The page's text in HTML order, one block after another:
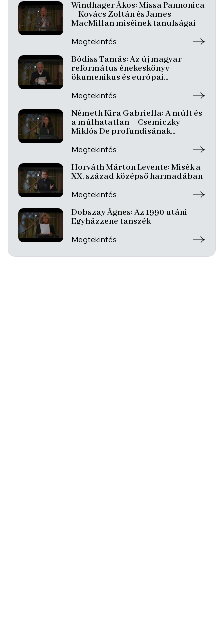
Windhager Ákos: Missa Pannonica
– Kovács Zoltán és James
MacMillan miséinek tanulságai
Megtekintés
Bódiss Tamás: Az új magyar
református énekeskönyv
ökumenikus és európai
Megtekintés
Németh Kira Gabriella: A múlt és
a múlhatatlan – Csemiczky
Miklós De profundisának
Megtekintés
Horváth Márton Levente: Misék a
XX. század középső harmadában
Megtekintés
Dobszay Ágnes: Az 1990 utáni
Egyházzene tanszék
Megtekintés